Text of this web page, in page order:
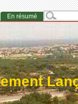
En résumé